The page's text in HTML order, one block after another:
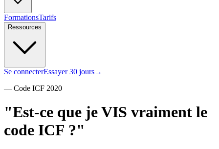
FormationsTarifs
Ressources
Se connecterEssayer 30 jours→
— Code ICF 2020
"Est-ce que je VIS vraiment le
code ICF ?"